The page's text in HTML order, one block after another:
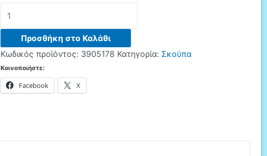
BGL8BA3S
Σκούπα
Black
(12
δόσεις
Προσθήκη στο Καλάθι
Κωδικός προϊόντος: 3905178 Κατηγορία: Σκούπα
Κοινοποιήστε:
Facebook X